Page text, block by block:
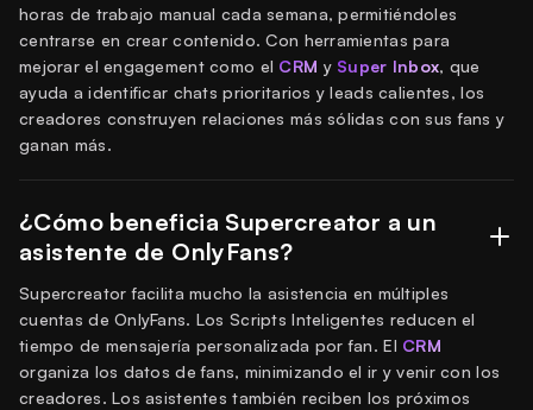
horas de trabajo manual cada semana, permitiéndoles
centrarse en crear contenido. Con herramientas para
mejorar el engagement como el CRM y Super Inbox, que
ayuda a identificar chats prioritarios y leads calientes, los
creadores construyen relaciones más sólidas con sus fans y
ganan más.
¿Cómo beneficia Supercreator a un
asistente de OnlyFans?
Supercreator facilita mucho la asistencia en múltiples
cuentas de OnlyFans. Los Scripts Inteligentes reducen el
tiempo de mensajería personalizada por fan. El CRM
organiza los datos de fans, minimizando el ir y venir con los
creadores. Los asistentes también reciben los próximos